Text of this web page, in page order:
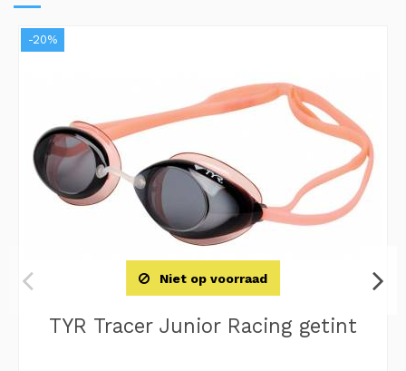
-20%
Niet op voorraad
TYR Tracer Junior Racing getint